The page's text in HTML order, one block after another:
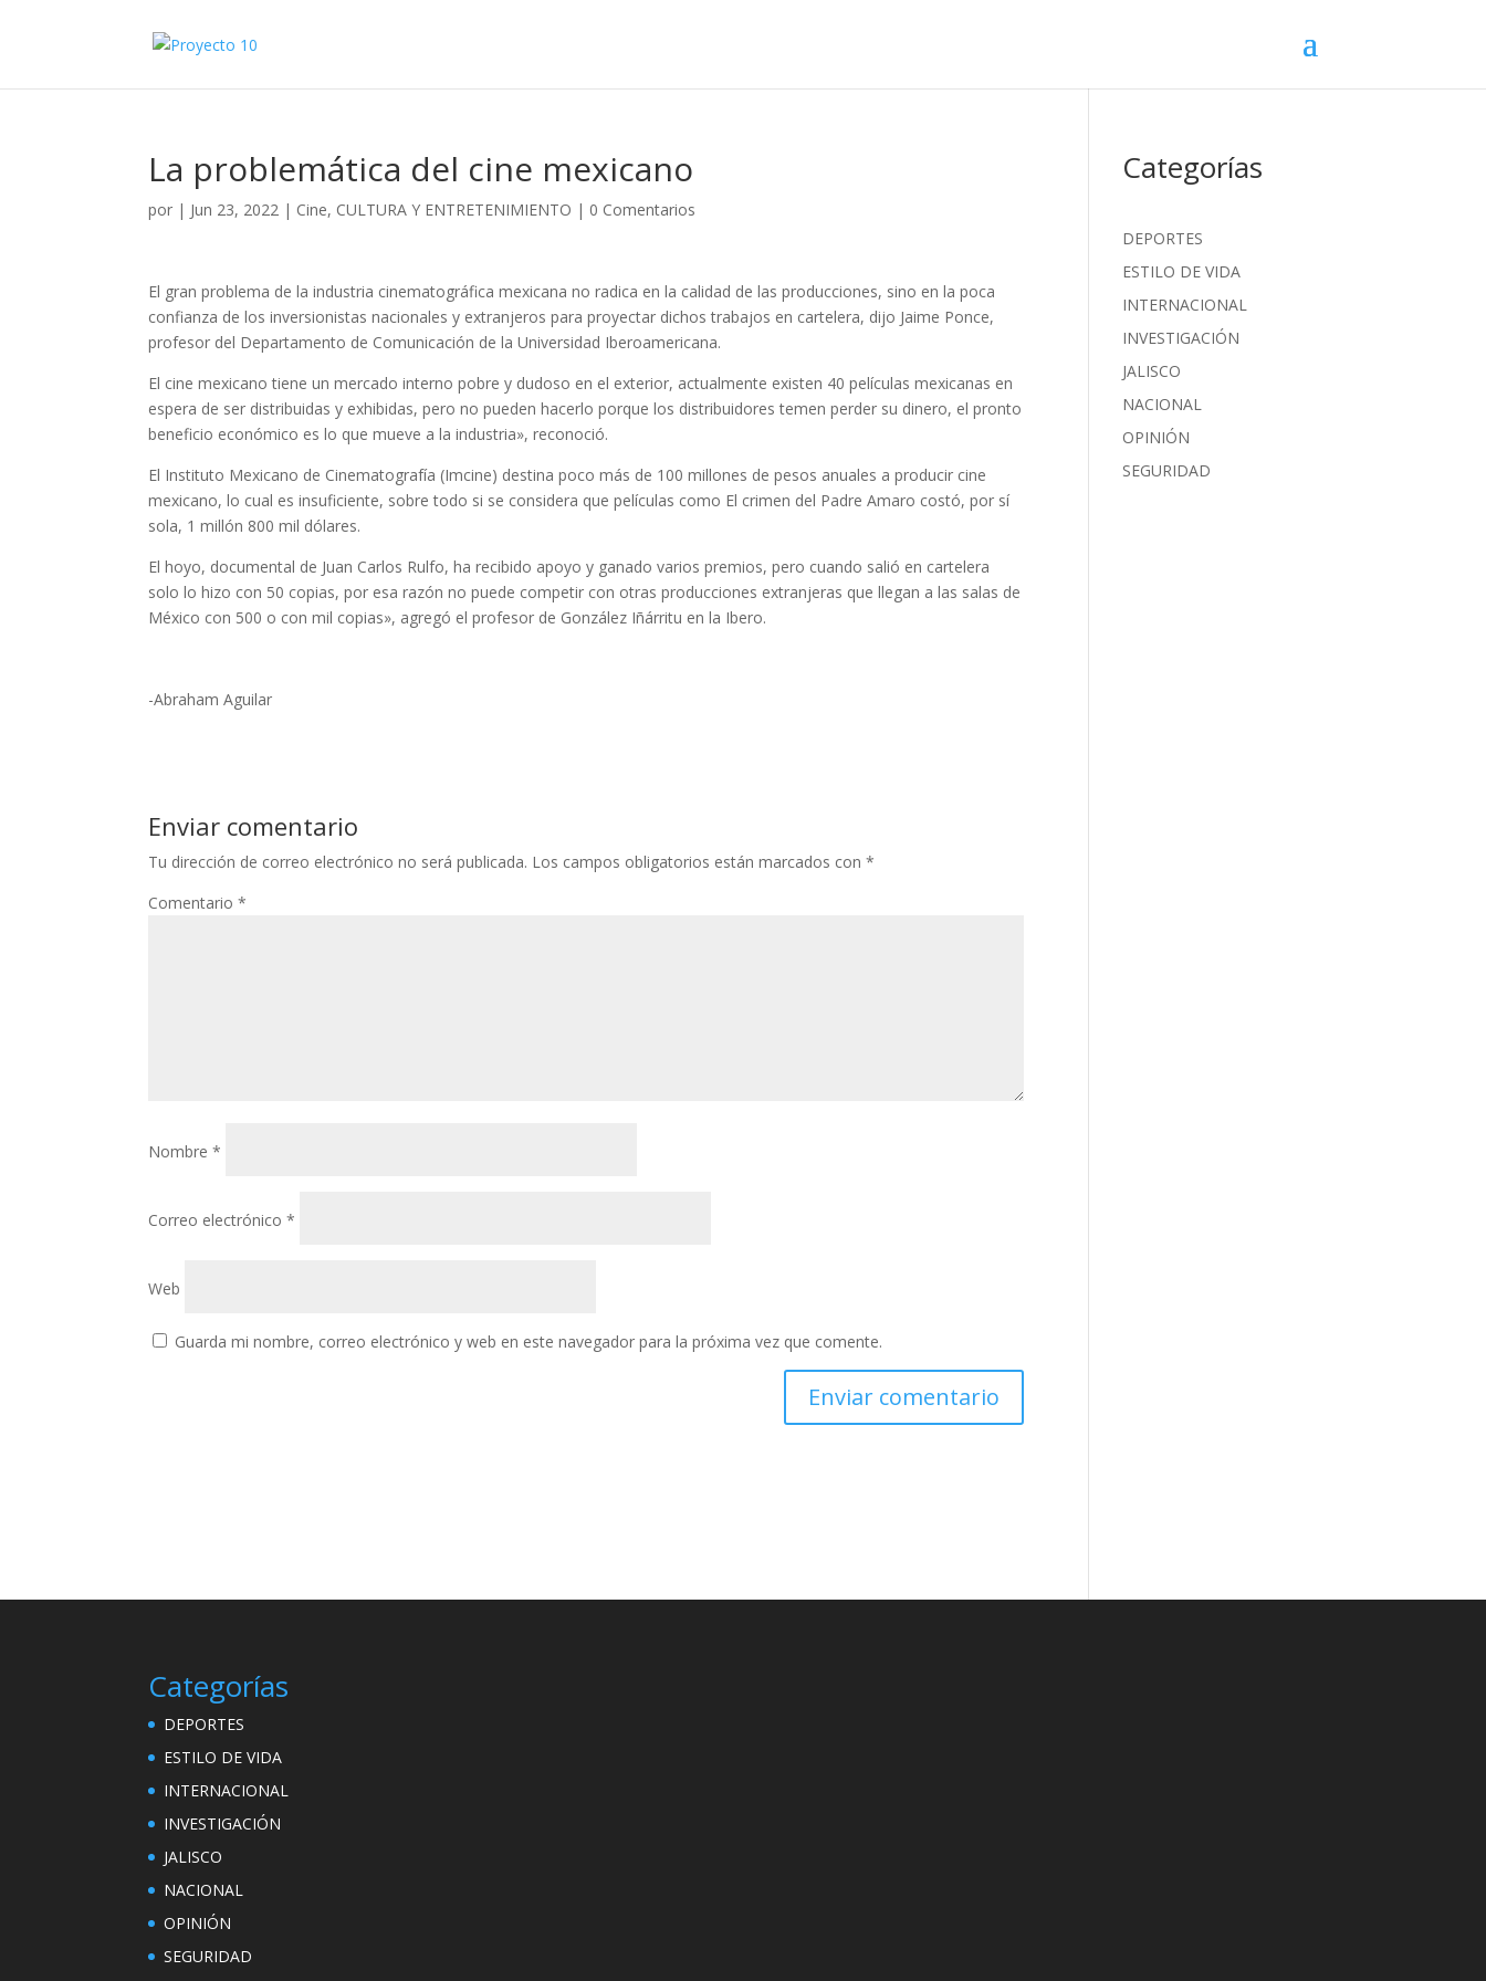
La problemática del cine mexicano
por | Jun 23, 2022 | Cine, CULTURA Y ENTRETENIMIENTO | 0 Comentarios
El gran problema de la industria cinematográfica mexicana no radica en la calidad de las producciones, sino en la poca
confianza de los inversionistas nacionales y extranjeros para proyectar dichos trabajos en cartelera, dijo Jaime Ponce,
profesor del Departamento de Comunicación de la Universidad Iberoamericana.
El cine mexicano tiene un mercado interno pobre y dudoso en el exterior, actualmente existen 40 películas mexicanas en
espera de ser distribuidas y exhibidas, pero no pueden hacerlo porque los distribuidores temen perder su dinero, el pronto
beneficio económico es lo que mueve a la industria», reconoció.
El Instituto Mexicano de Cinematografía (Imcine) destina poco más de 100 millones de pesos anuales a producir cine
mexicano, lo cual es insuficiente, sobre todo si se considera que películas como El crimen del Padre Amaro costó, por sí
sola, 1 millón 800 mil dólares.
El hoyo, documental de Juan Carlos Rulfo, ha recibido apoyo y ganado varios premios, pero cuando salió en cartelera
solo lo hizo con 50 copias, por esa razón no puede competir con otras producciones extranjeras que llegan a las salas de
México con 500 o con mil copias», agregó el profesor de González Iñárritu en la Ibero.
-Abraham Aguilar
Enviar comentario
Tu dirección de correo electrónico no será publicada. Los campos obligatorios están marcados con*
Comentario*
Nombre*
Correo electrónico*
Web
Guarda mi nombre, correo electrónico y web en este navegador para la próxima vez que comente.
Categorías
DEPORTES
ESTILO DE VIDA
INTERNACIONAL
INVESTIGACIÓN
JALISCO
NACIONAL
OPINIÓN
SEGURIDAD
Categorías
DEPORTES
ESTILO DE VIDA
INTERNACIONAL
INVESTIGACIÓN
JALISCO
NACIONAL
OPINIÓN
SEGURIDAD